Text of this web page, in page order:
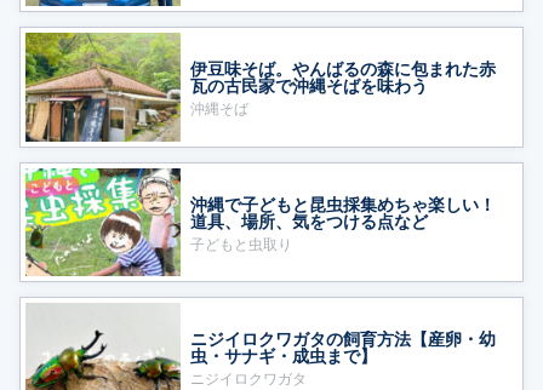
伊豆味そば。やんばるの森に包まれた赤
瓦の古民家で沖縄そばを味わう
沖縄そば
沖縄で子どもと昆虫採集めちゃ楽しい！
道具、場所、気をつける点など
子どもと虫取り
ニジイロクワガタの飼育方法【産卵・幼
虫・サナギ・成虫まで】
ニジイロクワガタ